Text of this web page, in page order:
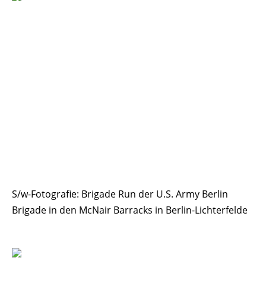
S/w-Fotografie: Brigade Run der U.S. Army Berlin
Brigade in den McNair Barracks in Berlin-Lichterfelde